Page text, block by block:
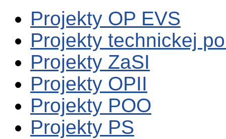
Projekty OP EVS
Projekty technickej
Projekty ZaSI
Projekty OPII
Projekty POO
Projekty PS